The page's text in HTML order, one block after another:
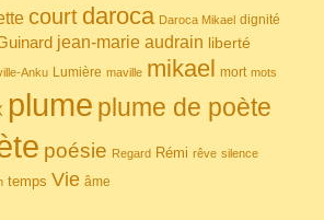
court daroca Daroca Mikael dignité
jean-marie audrain liberté
Anku Lumière maville mikael mort mots
plume plume de poète
poésie Regard Rémi rêve silence
temps Vie âme